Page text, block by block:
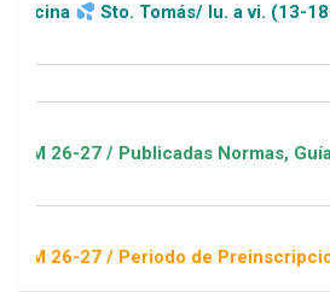
Sto. Tomás/ lu. a vi. (13-18h)/ sa.-
/ Publicadas Normas, Guía y
/ Periodo de Preinscripciones del